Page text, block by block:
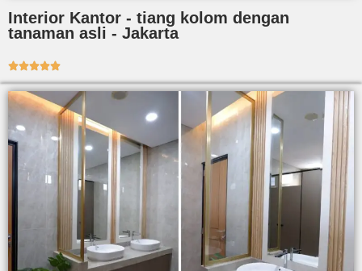
Interior Kantor - tiang kolom dengan
tanaman asli - Jakarta
